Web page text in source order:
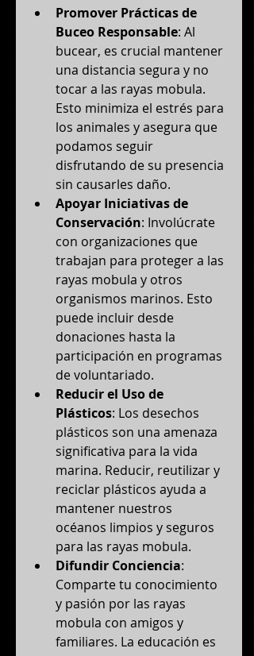
Promover Prácticas de
Buceo Responsable: Al
bucear, es crucial mantener
una distancia segura y no
tocar a las rayas mobula.
Esto minimiza el estrés para
los animales y asegura que
podamos seguir
disfrutando de su presencia
sin causarles daño.
Apoyar Iniciativas de
Conservación: Involúcrate
con organizaciones que
trabajan para proteger a las
rayas mobula y otros
organismos marinos. Esto
puede incluir desde
donaciones hasta la
participación en programas
de voluntariado.
Reducir el Uso de
Plásticos: Los desechos
plásticos son una amenaza
significativa para la vida
marina. Reducir, reutilizar y
reciclar plásticos ayuda a
mantener nuestros
océanos limpios y seguros
para las rayas mobula.
Difundir Conciencia:
Comparte tu conocimiento
y pasión por las rayas
mobula con amigos y
familiares. La educación es